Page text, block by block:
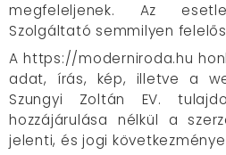
megfeleljenek. Az
Szolgáltató semmilyen
A https://moderniroda.hu
adat, írás, kép, illetve a
Szungyi Zoltán EV.
hozzájárulása nélkül a
jelenti, és jogi